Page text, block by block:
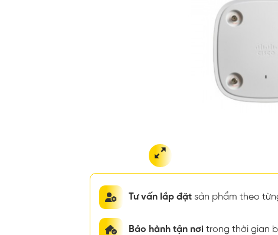
Tư vấn lắp đặt sản phẩm theo
Bảo hành tận nơi trong thời gian